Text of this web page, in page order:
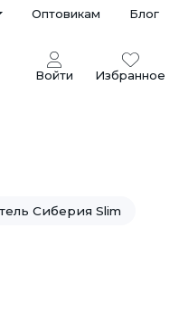
Оптовикам Блог
Войти Избранное
Сиберия Slim